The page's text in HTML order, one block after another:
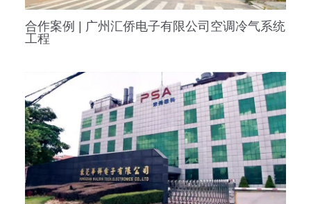
合作案例 | 广州汇侨电子有限公司空调冷气系统
工程